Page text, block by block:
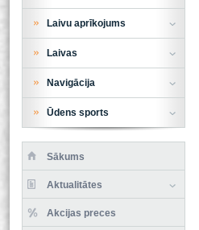
Laivu aprīkojums
Laivas
Navigācija
Ūdens sports
Sākums
Aktualitātes
Akcijas preces